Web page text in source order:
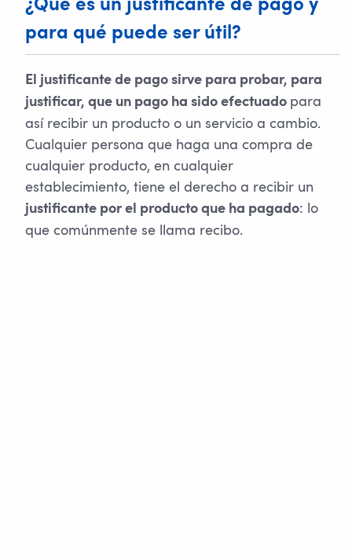
¿Qué es un justificante de pago y
para qué puede ser útil?
El justificante de pago sirve para probar, para
justificar, que un pago ha sido efectuado para
así recibir un producto o un servicio a cambio.
Cualquier persona que haga una compra de
cualquier producto, en cualquier
establecimiento, tiene el derecho a recibir un
justificante por el producto que ha pagado: lo
que comúnmente se llama recibo.